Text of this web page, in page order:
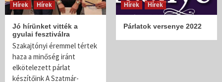
Hírek Hírek
Jó hírünket vitték a
gyulai fesztiválra
Szakajtónyi éremmel tértek
haza a minőség iránt
elkötelezett párlat
készítőink A Szatmár-
Hírek Hírek
Párlatok versenye 2022